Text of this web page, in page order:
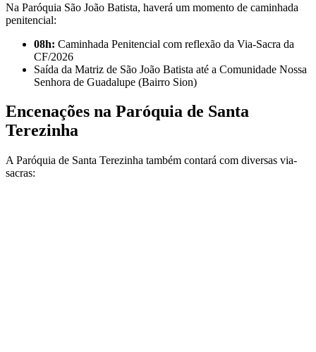
Na Paróquia São João Batista, haverá um momento de caminhada
penitencial:
08h: Caminhada Penitencial com reflexão da Via-Sacra da
CF/2026
Saída da Matriz de São João Batista até a Comunidade Nossa
Senhora de Guadalupe (Bairro Sion)
Encenações na Paróquia de Santa
Terezinha
A Paróquia de Santa Terezinha também contará com diversas via-
sacras: